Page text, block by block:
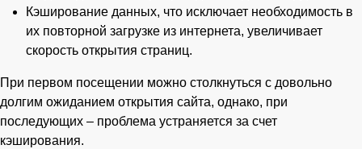
Кэширование данных, что исключает необходимость в
их повторной загрузке из интернета, увеличивает
скорость открытия страниц.
При первом посещении можно столкнуться с довольно
долгим ожиданием открытия сайта, однако, при
последующих – проблема устраняется за счет
кэширования.